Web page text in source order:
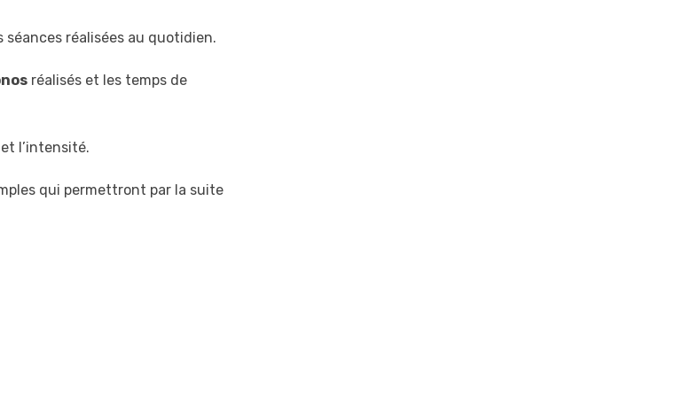
séances réalisées au quotidien.
réalisés et les temps de
l’intensité.
qui permettront par la suite